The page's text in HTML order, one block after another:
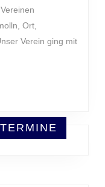
Ort,
Verein ging mit